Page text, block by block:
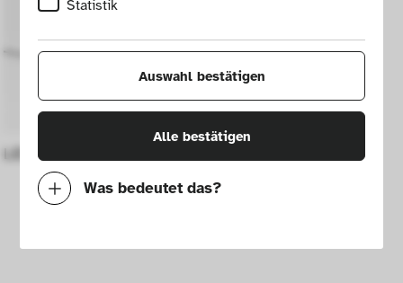
Statistik
Auswahl bestätigen
Alle bestätigen
Was bedeutet das?
Mit diesen Cookies können wir durch
LED Leuchte Philips Hue Play Lightbar